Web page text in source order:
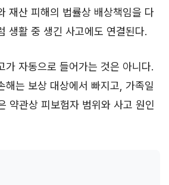
재산 피해의 법률상 배상책임을 다
생활 중 생긴 사고에도 연결된다.
가 자동으로 들어가는 것은 아니다.
해는 보상 대상에서 빠지고, 가족일
약관상 피보험자 범위와 사고 원인